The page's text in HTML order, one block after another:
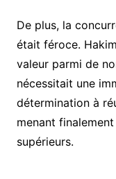
De plus, la
était féroce.
valeur parmi de
nécessitait une
détermination à
menant
supérieurs.